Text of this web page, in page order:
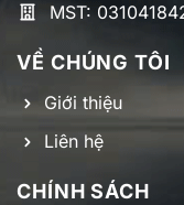
MST:
VỀ CHÚNG TÔI
Giới thiệu
Liên hệ
CHÍNH SÁCH